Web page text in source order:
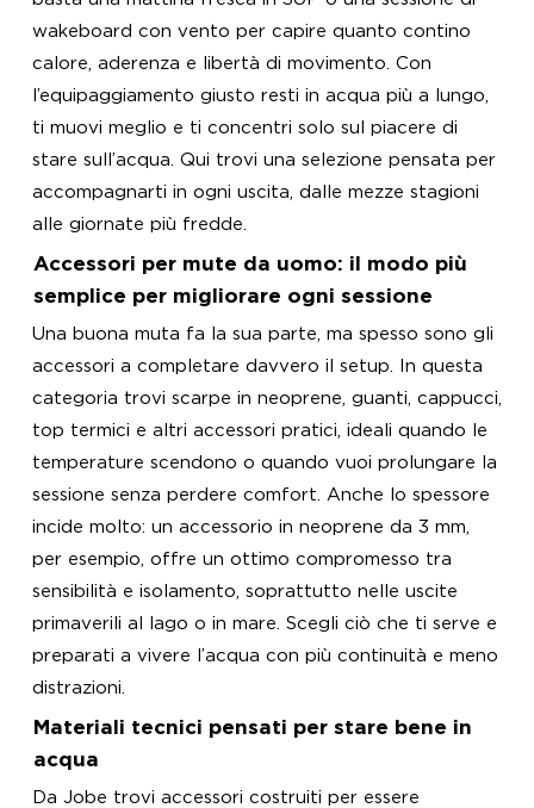
wakeboard con vento per capire quanto contino
calore, aderenza e libertà di movimento. Con
l’equipaggiamento giusto resti in acqua più a lungo,
ti muovi meglio e ti concentri solo sul piacere di
stare sull’acqua. Qui trovi una selezione pensata per
accompagnarti in ogni uscita, dalle mezze stagioni
alle giornate più fredde.
Accessori per mute da uomo: il modo più
semplice per migliorare ogni sessione
Una buona muta fa la sua parte, ma spesso sono gli
accessori a completare davvero il setup. In questa
categoria trovi scarpe in neoprene, guanti, cappucci,
top termici e altri accessori pratici, ideali quando le
temperature scendono o quando vuoi prolungare la
sessione senza perdere comfort. Anche lo spessore
incide molto: un accessorio in neoprene da 3 mm,
per esempio, offre un ottimo compromesso tra
sensibilità e isolamento, soprattutto nelle uscite
primaverili al lago o in mare. Scegli ciò che ti serve e
preparati a vivere l’acqua con più continuità e meno
distrazioni.
Materiali tecnici pensati per stare bene in
acqua
Da Jobe trovi accessori costruiti per essere